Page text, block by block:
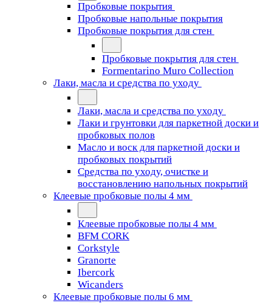
Пробковые покрытия
Пробковые напольные покрытия
Пробковые покрытия для стен
Пробковые покрытия для стен
Formentarino Muro Collection
Лаки, масла и средства по уходу
Лаки, масла и средства по уходу
Лаки и грунтовки для паркетной доски и
пробковых полов
Масло и воск для паркетной доски и
пробковых покрытий
Средства по уходу, очистке и
восстановлению напольных покрытий
Клеевые пробковые полы 4 мм
Клеевые пробковые полы 4 мм
BFM CORK
Corkstyle
Granorte
Ibercork
Wicanders
Клеевые пробковые полы 6 мм